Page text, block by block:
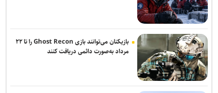
ادامه خریدهای خطیبی از تیم سابق/ نصیری به فجرسپاسی پیوست
اژدهاکش به پرسپولیس پیوست
بازیکنان می‌توانند بازی Ghost Recon را تا ۲۲
مرداد به‌صورت دائمی دریافت کنند